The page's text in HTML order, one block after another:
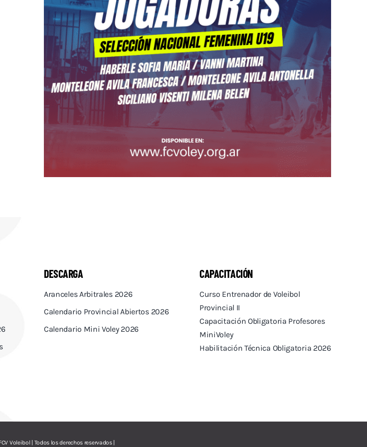
DESCARGA
Aranceles Arbitrales 2026
Calendario Provincial Abiertos 2026
Calendario Mini Voley 2026
CAPACITACIÓN
Curso Entrenador de Voleibol
Provincial II
Capacitación Obligatoria Profesores
MiniVoley
Habilitación Técnica Obligatoria 2026
Voleibol | Todos los derechos reservados |